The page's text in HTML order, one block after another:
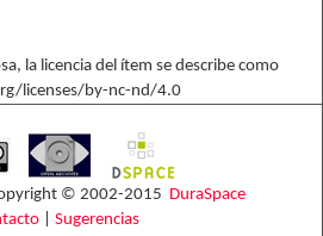
la licencia del ítem se describe como
licenses/by-nc-nd/4.0
© 2002-2015 DuraSpace
| Sugerencias